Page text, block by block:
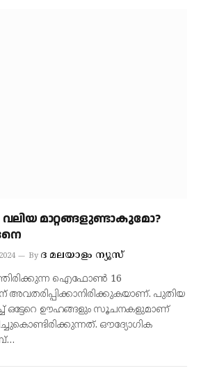
മാറ്റങ്ങളുണ്ടാകുമോ?
By ദ മലയാളം ന്യൂസ്
ഐഫോണ്‍ 16
അവതരിപ്പിക്കാനിരിക്കുകയാണ്‌. പുതിയ
ഒട്ടേറെ ഊഹങ്ങളും സൂചനകളുമാണ്‌
ഔദ്യോഗിക